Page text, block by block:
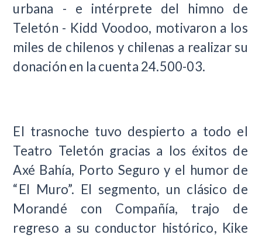
urbana - e intérprete del himno de
Teletón - Kidd Voodoo, motivaron a los
miles de chilenos y chilenas a realizar su
donación en la cuenta 24.500-03.
El trasnoche tuvo despierto a todo el
Teatro Teletón gracias a los éxitos de
Axé Bahía, Porto Seguro y el humor de
“El Muro”. El segmento, un clásico de
Morandé con Compañía, trajo de
regreso a su conductor histórico, Kike